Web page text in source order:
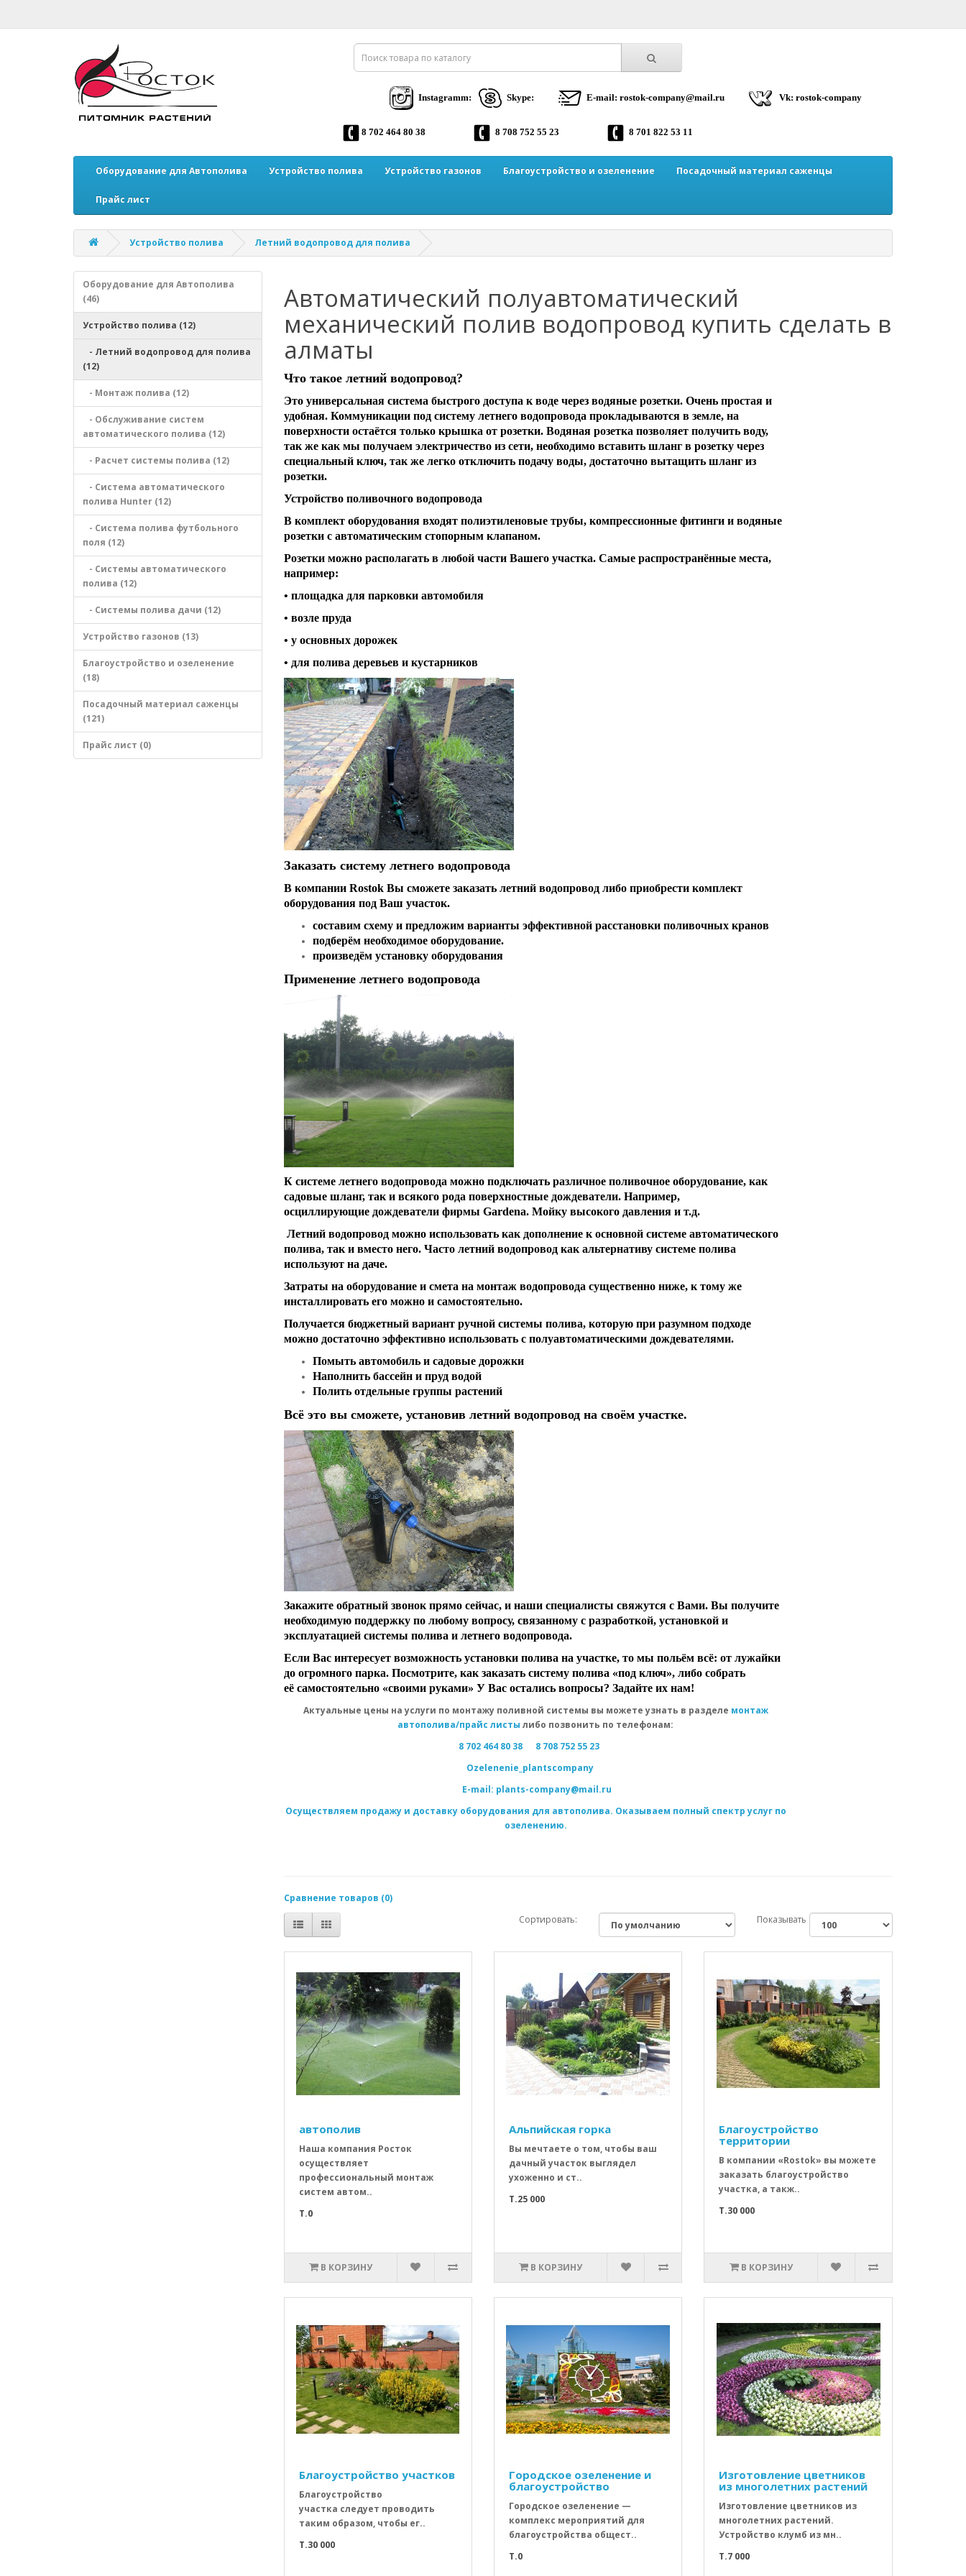
Instagramm: Skype: E-mail: rostok-company@mail.ru Vk: rostok-company
8 702 464 80 38 8 708 752 55 23 8 701 822 53 11
Оборудование для Автополива Устройство полива Устройство газонов Благоустройство и озеленение Посадочный материал саженцы
Прайс лист
Устройство полива Летний водопровод для полива
Оборудование для Автополива
(46)
Устройство полива (12)
- Летний водопровод для полива
(12)
- Монтаж полива (12)
- Обслуживание систем
автоматического полива (12)
- Расчет системы полива (12)
- Система автоматического
полива Hunter (12)
- Система полива футбольного
поля (12)
- Системы автоматического
полива (12)
- Системы полива дачи (12)
Устройство газонов (13)
Благоустройство и озеленение
(18)
Посадочный материал саженцы
(121)
Прайс лист (0)
Автоматический полуавтоматический
механический полив водопровод купить сделать в
алматы
Что такое летний водопровод?
Это универсальная система быстрого доступа к воде через водяные розетки. Очень простая и
удобная. Коммуникации под систему летнего водопровода прокладываются в земле, на
поверхности остаётся только крышка от розетки. Водяная розетка позволяет получить воду,
так же как мы получаем электричество из сети, необходимо вставить шланг в розетку через
специальный ключ, так же легко отключить подачу воды, достаточно вытащить шланг из
розетки.
Устройство поливочного водопровода
В комплект оборудования входят полиэтиленовые трубы, компрессионные фитинги и водяные
розетки с автоматическим стопорным клапаном.
Розетки можно располагать в любой части Вашего участка. Самые распространённые места,
например:
• площадка для парковки автомобиля
• возле пруда
• у основных дорожек
• для полива деревьев и кустарников
Заказать систему летнего водопровода
В компании Rostok Вы сможете заказать летний водопровод либо приобрести комплект
оборудования под Ваш участок.
составим схему и предложим варианты эффективной расстановки поливочных кранов
подберём необходимое оборудование.
произведём установку оборудования
Применение летнего водопровода
К системе летнего водопровода можно подключать различное поливочное оборудование, как
садовые шланг, так и всякого рода поверхностные дождеватели. Например,
осциллирующие дождеватели фирмы Gardena. Мойку высокого давления и т.д.
Летний водопровод можно использовать как дополнение к основной системе автоматического
полива, так и вместо него. Часто летний водопровод как альтернативу системе полива
используют на даче.
Затраты на оборудование и смета на монтаж водопровода существенно ниже, к тому же
инсталлировать его можно и самостоятельно.
Получается бюджетный вариант ручной системы полива, которую при разумном подходе
можно достаточно эффективно использовать с полуавтоматическими дождевателями.
Помыть автомобиль и садовые дорожки
Наполнить бассейн и пруд водой
Полить отдельные группы растений
Всё это вы сможете, установив летний водопровод на своём участке.
Закажите обратный звонок прямо сейчас, и наши специалисты свяжутся с Вами. Вы получите
необходимую поддержку по любому вопросу, связанному с разработкой, установкой и
эксплуатацией системы полива и летнего водопровода.
Если Вас интересует возможность установки полива на участке, то мы польём всё: от лужайки
до огромного парка. Посмотрите, как заказать систему полива «под ключ», либо собрать
её самостоятельно «своими руками» У Вас остались вопросы? Задайте их нам!
Актуальные цены на услуги по монтажу поливной системы вы можете узнать в разделе монтаж
автополива/прайс листы либо позвонить по телефонам:
8 702 464 80 38
8 708 752 55 23
Оzelenenie_plantscompany
E-mail: plants-company@mail.ru
Осуществляем продажу и доставку оборудования для автополива. Оказываем полный спектр услуг по
озеленению.
Сравнение товаров (0)
Сортировать:
Показывать
автополив
Наша компания Росток
осуществляет
профессиональный монтаж
систем автом..
T.0
В КОРЗИНУ
Альпийская горка
Вы мечтаете о том, чтобы ваш
дачный участок выглядел
ухоженно и ст..
T.25 000
В КОРЗИНУ
Благоустройство
территории
В компании «Rostok» вы можете
заказать благоустройство
участка, а такж..
T.30 000
В КОРЗИНУ
Благоустройство участков
Благоустройство
участка следует проводить
таким образом, чтобы ег..
T.30 000
Городское озеленение и
благоустройство
Городское озеленение —
комплекс мероприятий для
благоустройства общест..
T.0
Изготовление цветников
из многолетних растений
Изготовление цветников из
многолетних растений.
Устройство клумб из мн..
T.7 000